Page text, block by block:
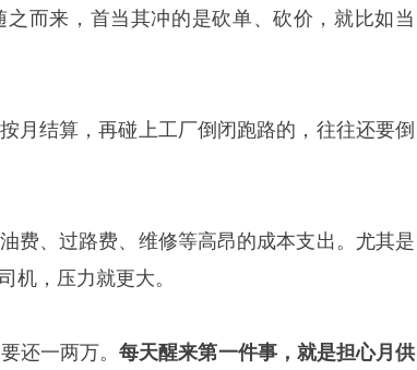
而来，首当其冲的是砍单、砍价，就比如当
月结算，再碰上工厂倒闭跑路的，往往还要倒
费、过路费、维修等高昂的成本支出。尤其是
机，压力就更大。
还一两万。每天醒来第一件事，就是担心月供